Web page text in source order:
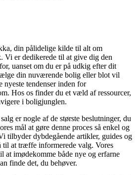
din pålidelige kilde til alt om
Vi er dedikerede til at give dig den
uanset om du er på udkig efter dit
din nuværende bolig eller blot vil
nyeste tendenser inden for
Hos os finder du et væld af ressourcer,
i boligjunglen.
er nogle af de største beslutninger, du
mål at gøre denne proces så enkel og
tilbyder dybdegående artikler, guides og
at træffe informerede valg. Vores
at imødekomme både nye og erfarne
finde det, du behøver.